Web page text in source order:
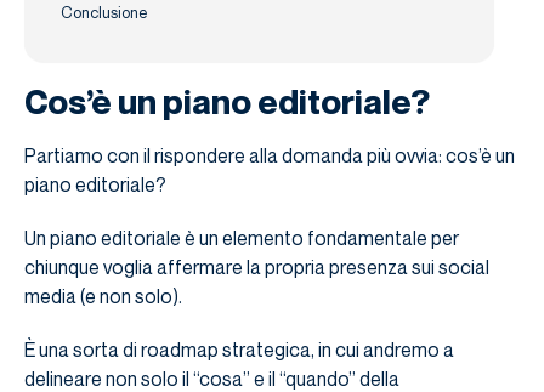
Conclusione
Cos’è un piano editoriale?
Partiamo con il rispondere alla domanda più ovvia: cos’è un
piano editoriale?
Un piano editoriale è un elemento fondamentale per
chiunque voglia affermare la propria presenza sui social
media (e non solo).
È una sorta di roadmap strategica, in cui andremo a
delineare non solo il “cosa” e il “quando” della